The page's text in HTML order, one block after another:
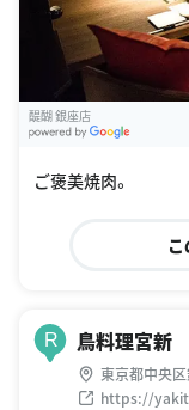
醍醐 銀座店
ご褒美焼肉。
R 鳥料理宮新
東京都中央
https://